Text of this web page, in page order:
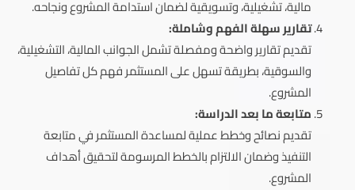
مالية، تشغيلية، وتسويقية لضمان استدامة المشروع ونجاحه.
تقارير سهلة الفهم وشاملة:
تقديم تقارير واضحة ومفصلة تشمل الجوانب المالية، التشغيلية،
والسوقية، بطريقة تسهل على المستثمر فهم كل تفاصيل
المشروع.
متابعة ما بعد الدراسة:
تقديم نصائح وخطط عملية لمساعدة المستثمر في متابعة
التنفيذ وضمان الالتزام بالخطط المرسومة لتحقيق أهداف
المشروع.